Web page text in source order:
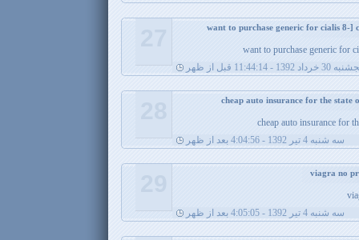
want to purchase generic for
خرداد 1392 - 11:44:14 قبل از ظهر
cheap auto insurance for
سه شنبه 4 تیر 1392 - 4:04:56 بعد از ظهر
سه شنبه 4 تیر 1392 - 4:05:05 بعد از ظهر